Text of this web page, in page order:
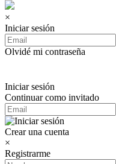
×
Iniciar sesión
Olvidé mi contraseña
Iniciar sesión
Continuar como invitado
Crear una cuenta
×
Registrarme